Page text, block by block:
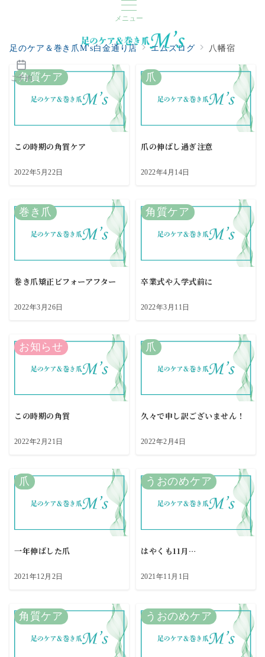
メニュー
ご予約
足のケア＆巻き爪M's白金通り店 エムズログ 八幡宿
角質ケア
この時期の角質ケア
2022年5月22日
爪
爪の伸ばし過ぎ注意
2022年4月14日
巻き爪
巻き爪矯正ビフォーアフター
2022年3月26日
角質ケア
卒業式や入学式前に
2022年3月11日
お知らせ
この時期の角質
2022年2月21日
爪
久々で申し訳ございません！
2022年2月4日
爪
一年伸ばした爪
2021年12月2日
うおのめケア
はやくも11月…
2021年11月1日
角質ケア うおのめケア